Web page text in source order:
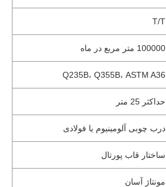
T/T
100000 متر مربع در ماه
Q235B، Q355B، ASTM A36
حداکثر 25 متر
درب چوبی آلومینیوم یا فولادی
ساختار قاب پورتال
مونتاژ آسان